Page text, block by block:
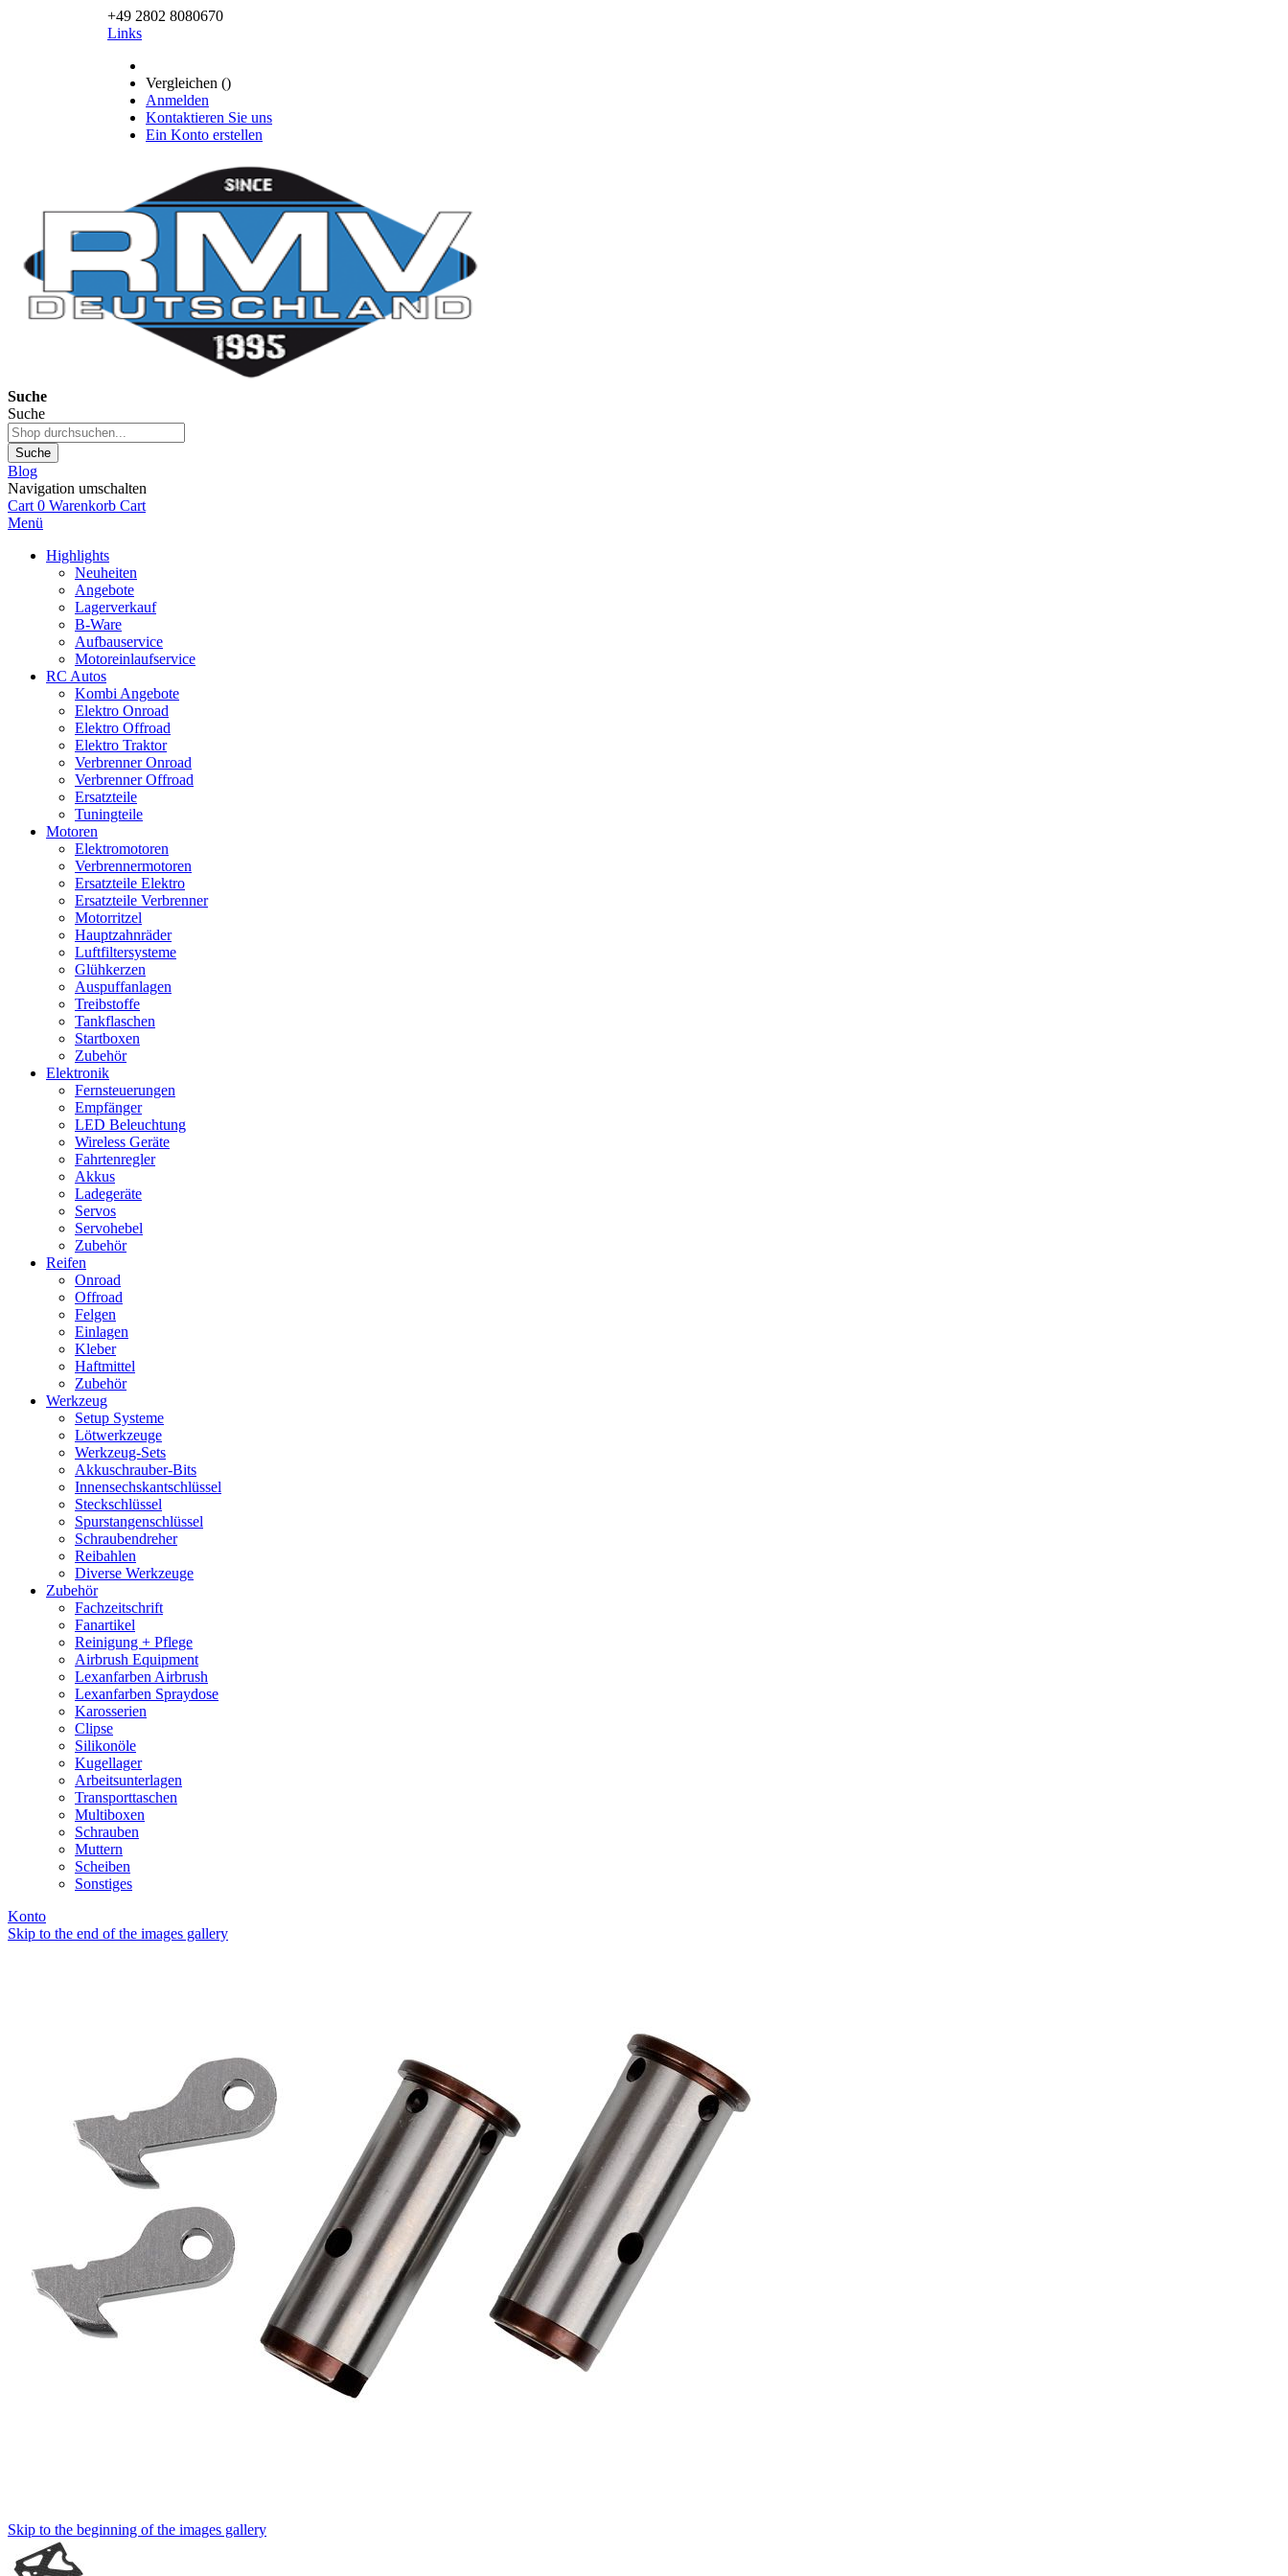
+49 2802 8080670
Links
Vergleichen ()
Anmelden
Kontaktieren Sie uns
Ein Konto erstellen
Suche
Suche
Suche
Blog
Navigation umschalten
Cart 0 Warenkorb Cart
Menü
Highlights
Neuheiten
Angebote
Lagerverkauf
B-Ware
Aufbauservice
Motoreinlaufservice
RC Autos
Kombi Angebote
Elektro Onroad
Elektro Offroad
Elektro Traktor
Verbrenner Onroad
Verbrenner Offroad
Ersatzteile
Tuningteile
Motoren
Elektromotoren
Verbrennermotoren
Ersatzteile Elektro
Ersatzteile Verbrenner
Motorritzel
Hauptzahnräder
Luftfiltersysteme
Glühkerzen
Auspuffanlagen
Treibstoffe
Tankflaschen
Startboxen
Zubehör
Elektronik
Fernsteuerungen
Empfänger
LED Beleuchtung
Wireless Geräte
Fahrtenregler
Akkus
Ladegeräte
Servos
Servohebel
Zubehör
Reifen
Onroad
Offroad
Felgen
Einlagen
Kleber
Haftmittel
Zubehör
Werkzeug
Setup Systeme
Lötwerkzeuge
Werkzeug-Sets
Akkuschrauber-Bits
Innensechskantschlüssel
Steckschlüssel
Spurstangenschlüssel
Schraubendreher
Reibahlen
Diverse Werkzeuge
Zubehör
Fachzeitschrift
Fanartikel
Reinigung + Pflege
Airbrush Equipment
Lexanfarben Airbrush
Lexanfarben Spraydose
Karosserien
Clipse
Silikonöle
Kugellager
Arbeitsunterlagen
Transporttaschen
Multiboxen
Schrauben
Muttern
Scheiben
Sonstiges
Konto
Skip to the end of the images gallery
Skip to the beginning of the images gallery